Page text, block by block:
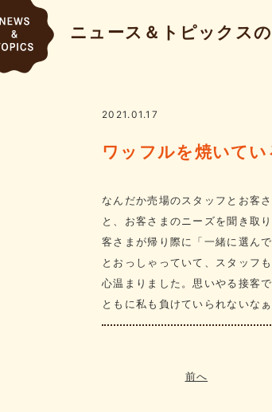
ニュース＆トピックス
2021.01.17
ワッフルを焼いてい
なんだか売場のスタッフとお客
と、お客さまのニーズを聞き取
客さまが帰り際に「一緒に選ん
とおっしゃっていて、スタッフ
心温まりました。思いやる接客
ともに私も負けていられないな
前へ